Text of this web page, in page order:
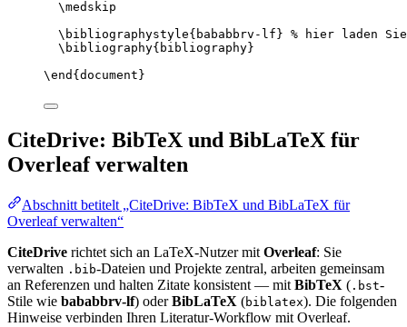
\medskip
\bibliographystyle{bababbrv-lf} % hier laden
\bibliography{bibliography}
\end { document }
CiteDrive: BibTeX und BibLaTeX für
Overleaf verwalten
Abschnitt betitelt „CiteDrive: BibTeX und BibLaTeX für
Overleaf verwalten“
CiteDrive richtet sich an LaTeX-Nutzer mit Overleaf: Sie
verwalten .bib-Dateien und Projekte zentral, arbeiten gemeinsam
an Referenzen und halten Zitate konsistent — mit BibTeX ( .bst-
Stile wie bababbrv-lf) oderBibLaTeX (biblatex). Die folgenden
Hinweise verbinden Ihren Literatur-Workflow mit Overleaf.